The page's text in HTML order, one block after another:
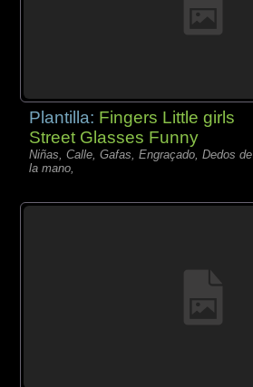
Plantilla: Fingers Little girls
Street Glasses Funny
Niñas, Calle, Gafas, Engraçado, Dedos de
la mano,